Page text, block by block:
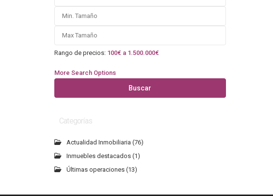
Rango de precios: 100€ a 1.500.000€
More Search Options
Buscar
Categorías
Actualidad Inmobiliaria (76)
Inmuebles destacados (1)
Últimas operaciones (13)